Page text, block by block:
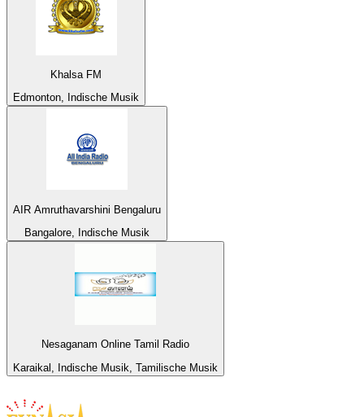
Khalsa FM
Edmonton, Indische Musik
AIR Amruthavarshini Bengaluru
Bangalore, Indische Musik
Nesaganam Online Tamil Radio
Karaikal, Indische Musik, Tamilische Musik